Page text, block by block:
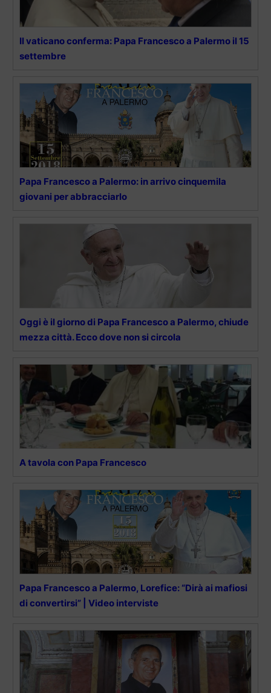
Il vaticano conferma: Papa Francesco a Palermo il 15
settembre
Papa Francesco a Palermo: in arrivo cinquemila
giovani per abbracciarlo
Oggi è il giorno di Papa Francesco a Palermo, chiude
mezza città. Ecco dove non si circola
A tavola con Papa Francesco
Papa Francesco a Palermo, Lorefice: “Dirà ai mafiosi
di convertirsi” | Video interviste